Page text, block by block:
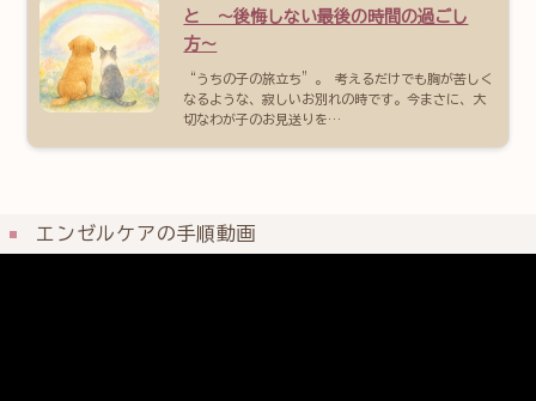
と 〜後悔しない最後の時間の過ごし
方〜
“うちの子の旅立ち”。 考えるだけでも胸が苦しく
なるような、寂しいお別れの時です。今まさに、大
切なわが子のお見送りを…
エンゼルケアの手順動画